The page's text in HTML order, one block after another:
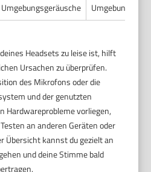
Umgebung
Headsets zu leise ist, hilft
Ursachen zu überprüfen.
des Mikrofons oder die
und der genutzten
Hardwareprobleme vorliegen,
an anderen Geräten oder
Übersicht kannst du gezielt an
und deine Stimme bald